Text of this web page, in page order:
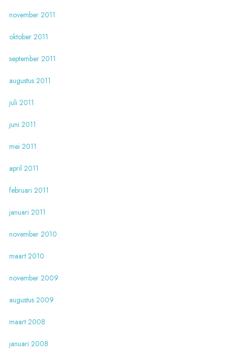
november 2011
oktober 2011
september 2011
augustus 2011
juli 2011
juni 2011
mei 2011
april 2011
februari 2011
januari 2011
november 2010
maart 2010
november 2009
augustus 2009
maart 2008
januari 2008